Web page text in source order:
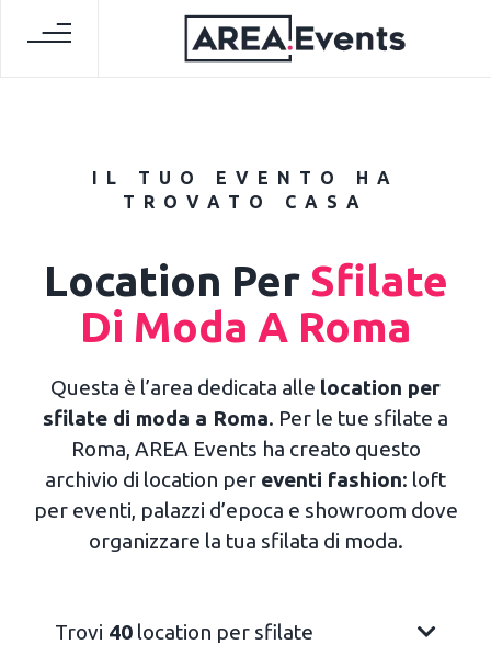
IL TUO EVENTO HA
TROVATO CASA
Location PerSfilate
Di Moda A Roma
Questa è l’area dedicata alle location per
sfilate di moda a Roma. Per le tue sfilate a
Roma, AREA Events ha creato questo
archivio di location per eventi fashion: loft
per eventi, palazzi d’epoca e showroom dove
organizzare la tua sfilata di moda.
Trovi 40 location per sfilate